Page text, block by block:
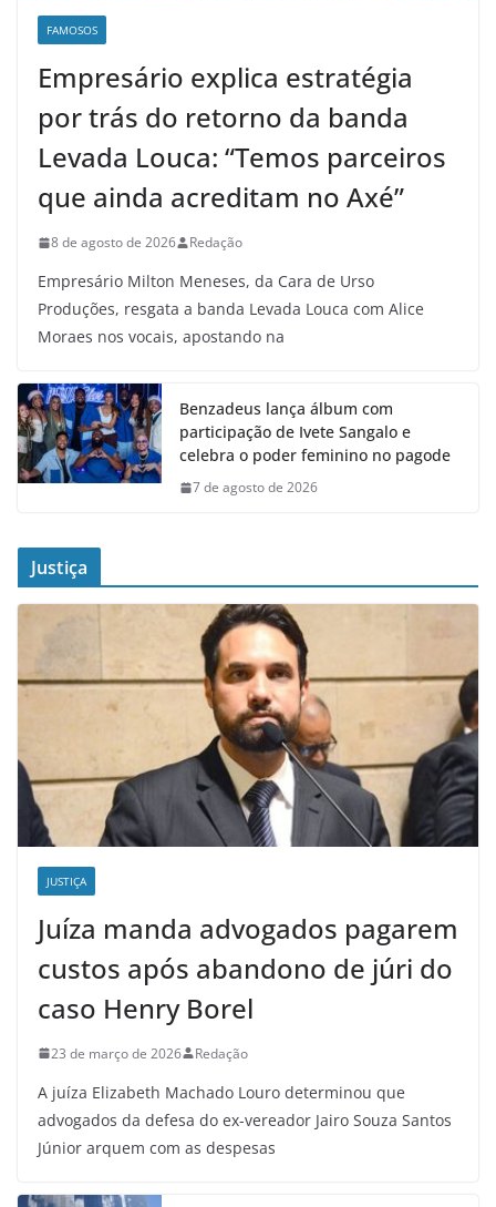
FAMOSOS
Empresário explica estratégia
por trás do retorno da banda
Levada Louca: “Temos parceiros
que ainda acreditam no Axé”
8 de agosto de 2026 Redação
Empresário Milton Meneses, da Cara de Urso
Produções, resgata a banda Levada Louca com Alice
Moraes nos vocais, apostando na
Benzadeus lança álbum com
participação de Ivete Sangalo e
celebra o poder feminino no pagode
7 de agosto de 2026
Justiça
JUSTIÇA
Juíza manda advogados pagarem
custos após abandono de júri do
caso Henry Borel
23 de março de 2026 Redação
A juíza Elizabeth Machado Louro determinou que
advogados da defesa do ex-vereador Jairo Souza Santos
Júnior arquem com as despesas